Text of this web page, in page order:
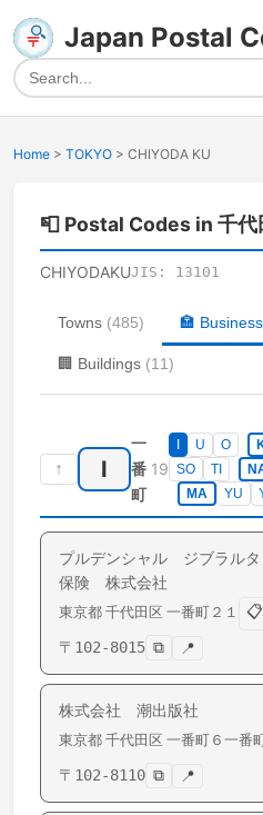
Japan Postal
Home > TOKYO > CHIYODA KU
📮 Postal Codes in 千代
CHIYODAKUJIS: 13101
Towns (485) 🏣
🏢 Buildings (11)
↑ I
一
番
町
19
I U O
SO
TI
MA
YU
プルデンシャル ジブラル
保険 株式会社
東京都 千代田区 一番町 ２１
📋
〒 102-8015 ⧉ 📍
株式会社 潮出版社
東京都 千代田区 一番町 ６一番
〒 102-8110 ⧉ 📍